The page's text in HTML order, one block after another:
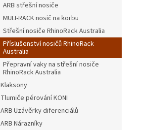
ARB střešní nosiče
MULI-RACK nosič na korbu
Střešní nosiče RhinoRack Australia
Příslušenství nosičů RhinoRack
Australia
Přepravní vaky na střešní nosiče
RhinoRack Australia
Klaksony
Tlumiče pérování KONI
ARB Uzávěrky diferenciálů
ARB Nárazníky